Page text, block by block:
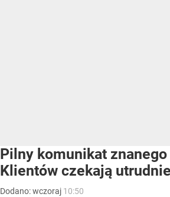
Pilny komunikat znanego
Klientów czekają
Dodano:wczoraj 10:50